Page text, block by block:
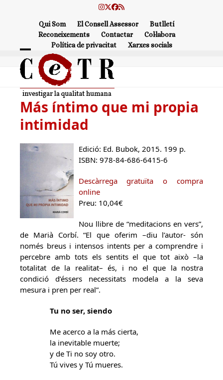
Instagram
Twitter
Facebook
RSS
Qui Som El Consell Assessor
Butlletí
Reconeixements
Contactar
Col·labora
Política de privacitat
Xarxes socials
Open
mobile
menu
Close
mobile
menu
Más íntimo que mi propia
intimidad
Edició: Ed. Bubok, 2015. 199 p.
ISBN: 978-84-686-6415-6
Descàrrega gratuïta o compra
online
Preu: 10,04€
Nou llibre de “meditacions en vers”,
de Marià Corbí. “El que oferim –diu l’autor- són
només breus i intensos intents per a comprendre i
percebre amb tots els sentits el que tot això –la
totalitat de la realitat– és, i no el que la nostra
condició d’éssers necessitats modela a la seva
mesura i pren per real”.
Tu no ser, siendo
Me acerco a la más cierta,
la inevitable muerte;
y de Ti no soy otro.
Tú vives y Tú mueres.